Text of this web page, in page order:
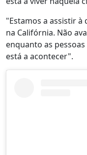
"Estamos a assistir à
na Califórnia. Não
enquanto as
está a acontecer".